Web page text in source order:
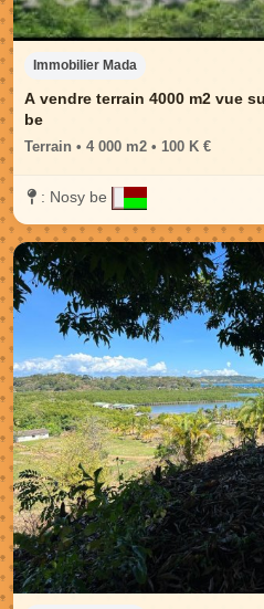
Immobilier Mada
A vendre terrain 4000 m2 vue
be
Terrain • 4 000 m2 • 100 K €
: Nosy be